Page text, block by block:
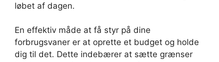
løbet af dagen.
En effektiv måde at få styr på dine
forbrugsvaner er at oprette et budget og holde
dig til det. Dette indebærer at sætte grænser